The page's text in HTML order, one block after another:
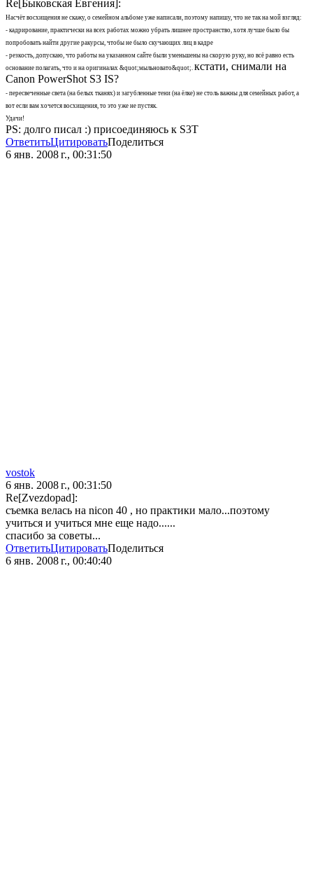
Re[Быковская Евгения]:
Насчёт восхищения не скажу, о семейном альбоме уже написали, поэтому напишу, что не так на мой взгляд:
- кадрирование, практически на всех работах можно убрать лишнее пространство, хотя лучше было бы
попробовать найти другие ракурсы, чтобы не было скучающих лиц в кадре
- резкость, допускаю, что работы на указанном сайте были уменьшены на скорую руку, но всё равно есть
основание полагать, что и на оригиналах &quot;мыльновато&quot;. кстати, снимали на
Canon PowerShot S3 IS?
- пересвеченные света (на белых тканях) и загубленные тени (на ёлке) не столь важны для семейных работ, а
вот если вам хочется восхищения, то это уже не пустяк.
Удачи!
PS: долго писал :) присоединяюсь к S3T
ОтветитьЦитироватьПоделиться
6 янв. 2008 г., 00:31:50
vostok
6 янв. 2008 г., 00:31:50
Re[Zvezdopad]:
съемка велась на nicon 40 , но практики мало...поэтому
учиться и учиться мне еще надо......
спасибо за советы...
ОтветитьЦитироватьПоделиться
6 янв. 2008 г., 00:40:40